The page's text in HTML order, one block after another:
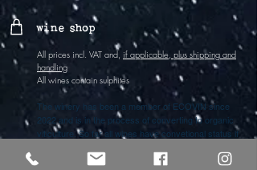
wine shop
All prices incl. VAT and, if applicable, plus shipping and
handling
All wines contain sulphites
The winery has been a member of ECOVIN since
2022 and is in the process of converting to organic
viticulture. So far all wines have convetional status if